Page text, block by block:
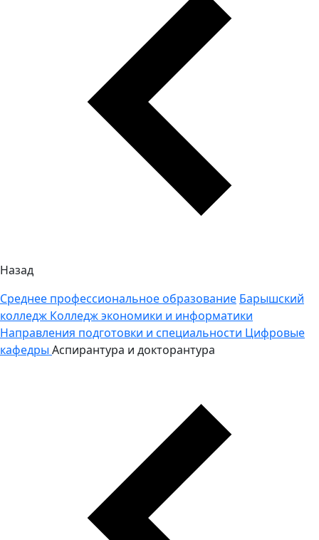
Назад
Среднее профессиональное образование Барышский
колледж Колледж экономики и информатики
Направления подготовки и специальности Цифровые
кафедры Аспирантура и докторантура